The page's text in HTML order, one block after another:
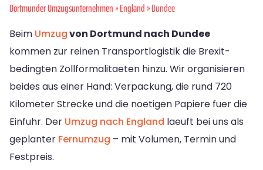
Dortmunder Umzugsunternehmen»England» Dundee
Beim Umzugvon Dortmund nach Dundee
kommen zur reinen Transportlogistik die Brexit-
bedingten Zollformalitaeten hinzu. Wir organisieren
beides aus einer Hand: Verpackung, die rund 720
Kilometer Strecke und die noetigen Papiere fuer die
Einfuhr. Der Umzug nach England laeuft bei uns als
geplanter Fernumzug – mit Volumen, Termin und
Festpreis.